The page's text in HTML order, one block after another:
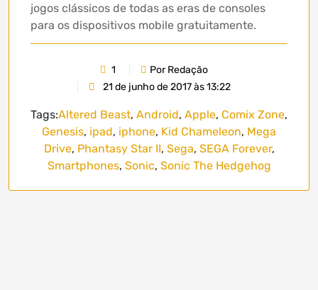
jogos clássicos de todas as eras de consoles
para os dispositivos mobile gratuitamente.
1
Por Redação
21 de junho de 2017 às 13:22
Tags:Altered Beast, Android, Apple, Comix Zone,
Genesis, ipad, iphone, Kid Chameleon, Mega
Drive, Phantasy Star II, Sega, SEGA Forever,
Smartphones, Sonic, Sonic The Hedgehog